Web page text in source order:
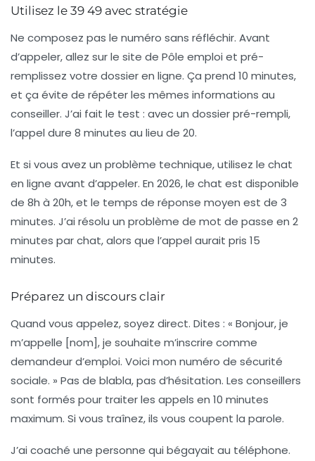
Utilisez le 39 49 avec stratégie
Ne composez pas le numéro sans réfléchir. Avant
d’appeler, allez sur le site de Pôle emploi et pré-
remplissez votre dossier en ligne. Ça prend 10 minutes,
et ça évite de répéter les mêmes informations au
conseiller. J’ai fait le test : avec un dossier pré-rempli,
l’appel dure 8 minutes au lieu de 20.
Et si vous avez un problème technique, utilisez le chat
en ligne avant d’appeler. En 2026, le chat est disponible
de 8h à 20h, et le temps de réponse moyen est de 3
minutes. J’ai résolu un problème de mot de passe en 2
minutes par chat, alors que l’appel aurait pris 15
minutes.
Préparez un discours clair
Quand vous appelez, soyez direct. Dites : « Bonjour, je
m’appelle [nom], je souhaite m’inscrire comme
demandeur d’emploi. Voici mon numéro de sécurité
sociale. » Pas de blabla, pas d’hésitation. Les conseillers
sont formés pour traiter les appels en 10 minutes
maximum. Si vous traînez, ils vous coupent la parole.
J’ai coaché une personne qui bégayait au téléphone.